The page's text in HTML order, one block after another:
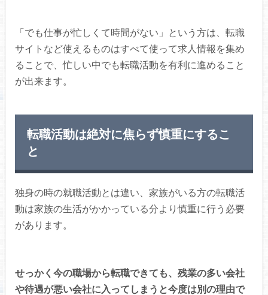
「でも仕事が忙しくて時間がない」という方は、転職
サイトなど使えるものはすべて使って求人情報を集め
ることで、忙しい中でも転職活動を有利に進めること
が出来ます。
転職活動は絶対に焦らず慎重にするこ
と
独身の時の就職活動とは違い、家族がいる方の転職活
動は家族の生活がかかっている分より慎重に行う必要
があります。
せっかく今の職場から転職できても、残業の多い会社
や待遇が悪い会社に入ってしまうと今度は別の理由で